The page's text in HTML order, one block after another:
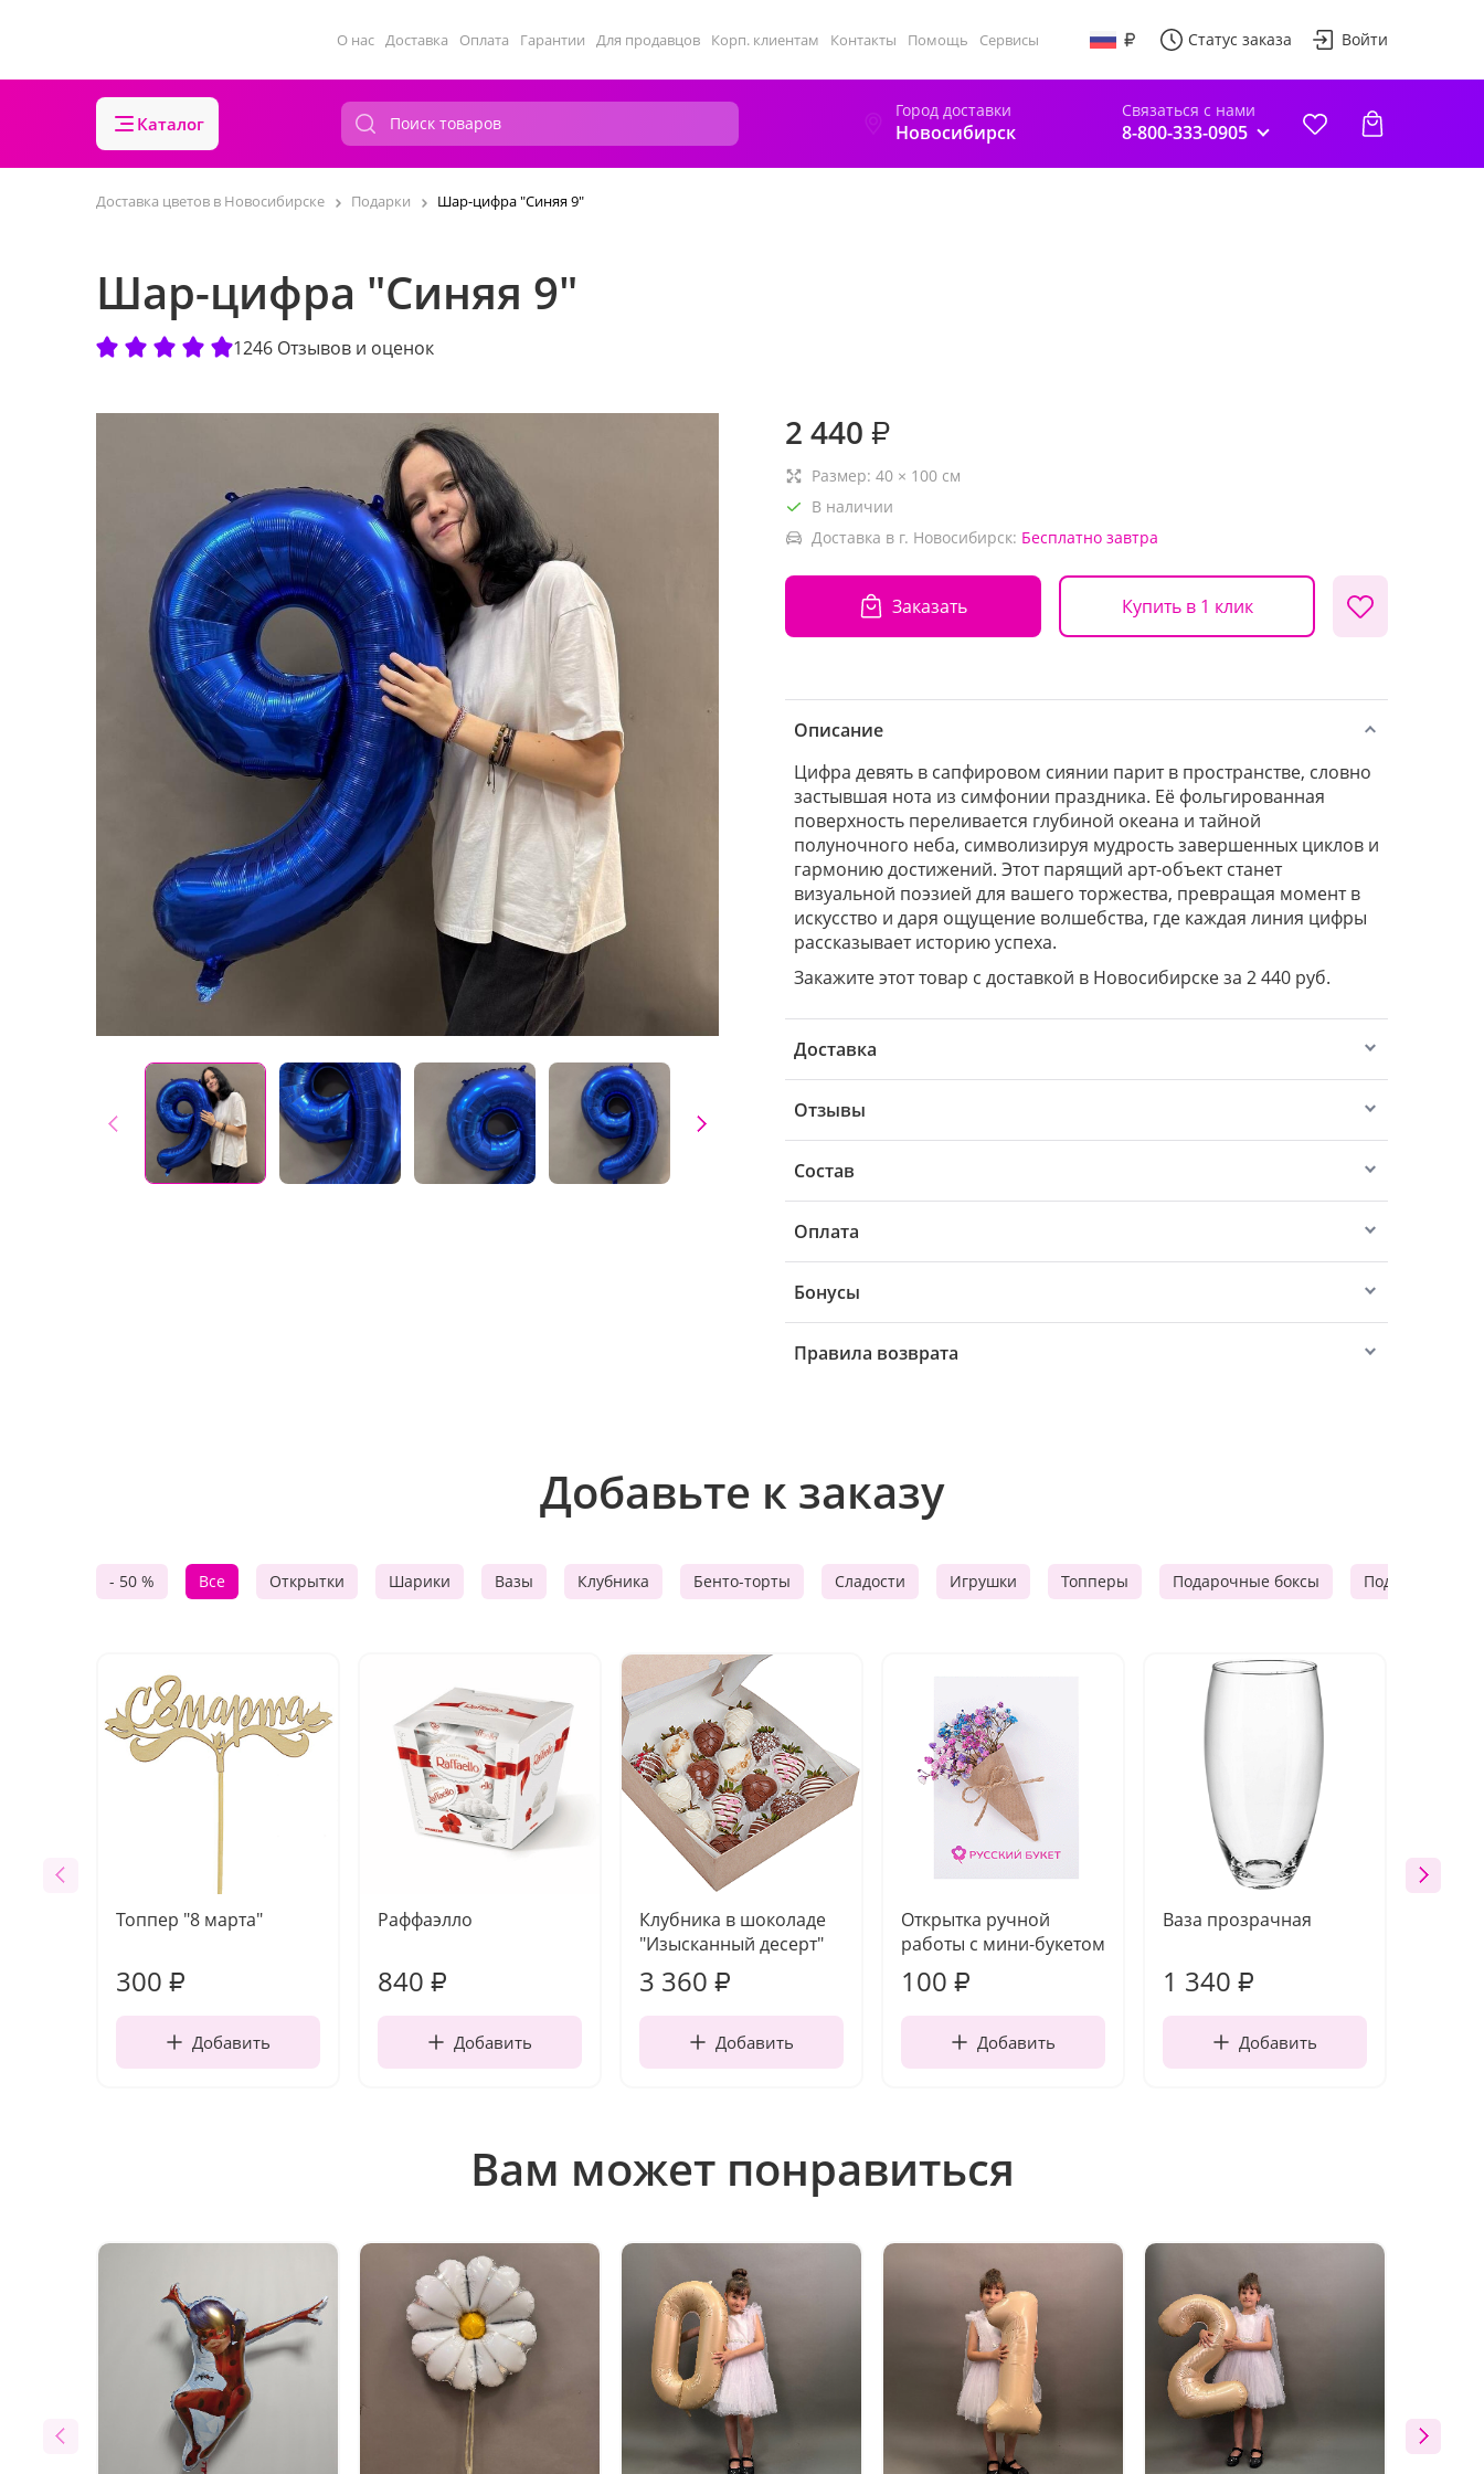
О нас Доставка Оплата Гарантии Для продавцов Корп. клиентам Контакты Помощь Сервисы Статус заказа Войти
Каталог
Город доставки
Новосибирск
Связаться с нами
8-800-333-0905
Доставка цветов в Новосибирске Подарки Шар-цифра "Синяя 9"
Шар-цифра "Синяя 9"
1246 Отзывов и оценок
2 440 ₽
Размер: 40 × 100 см
В наличии
Доставка в г. Новосибирск: Бесплатно завтра
Заказать Купить в 1 клик
Описание
Цифра девять в сапфировом сиянии парит в пространстве, словно
застывшая нота из симфонии праздника. Её фольгированная
поверхность переливается глубиной океана и тайной
полуночного неба, символизируя мудрость завершенных циклов и
гармонию достижений. Этот парящий арт-объект станет
визуальной поэзией для вашего торжества, превращая момент в
искусство и даря ощущение волшебства, где каждая линия цифры
рассказывает историю успеха.
Закажите этот товар с доставкой в Новосибирске за 2 440 руб.
Доставка
Отзывы
Состав
Оплата
Бонусы
Правила возврата
Добавьте к заказу
- 50 % Все Открытки Шарики Вазы Клубника Бенто-торты Сладости Игрушки Топперы Подарочные боксы Подарочные
Топпер "8 марта"
300 ₽
Добавить
Раффаэлло
840 ₽
Добавить
Клубника в шоколаде
"Изысканный десерт"
3 360 ₽
Добавить
Открытка ручной
работы с мини-букетом
100 ₽
Добавить
Ваза прозрачная
1 340 ₽
Добавить
Вам может понравиться